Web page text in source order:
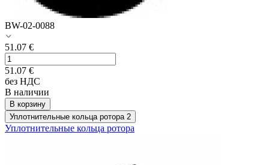
BW-02-0088
51.07 €
51.07 €
без НДС
В наличии
В корзину
Уплотнительные кольца ротора 2
Уплотнительные кольца ротора